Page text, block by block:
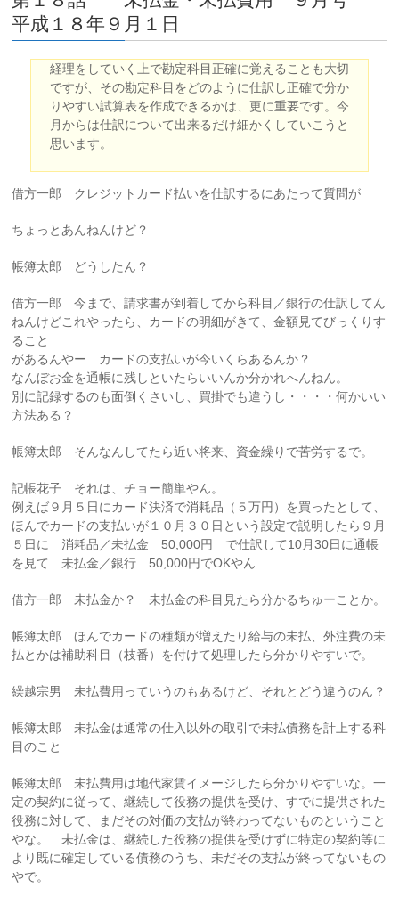
平成１８年９月１日
経理をしていく上で勘定科目正確に覚えることも大切
ですが、その勘定科目をどのように仕訳し正確で分か
りやすい試算表を作成できるかは、更に重要です。今
月からは仕訳について出来るだけ細かくしていこうと
思います。
借方一郎 クレジットカード払いを仕訳するにあたって質問が
ちょっとあんねんけど？
帳簿太郎 どうしたん？
借方一郎 今まで、請求書が到着してから科目／銀行の仕訳してん
ねんけどこれやったら、カードの明細がきて、金額見てびっくりす
ること
があるんやー カードの支払いが今いくらあるんか？
なんぼお金を通帳に残しといたらいいんか分かれへんねん。
別に記録するのも面倒くさいし、買掛でも違うし・・・・何かいい
方法ある？
帳簿太郎 そんなんしてたら近い将来、資金繰りで苦労するで。
記帳花子 それは、チョー簡単やん。
例えば９月５日にカード決済で消耗品（５万円）を買ったとして、
ほんでカードの支払いが１０月３０日という設定で説明したら９月
５日に 消耗品／未払金 50,000円 で仕訳して10月30日に通帳
を見て 未払金／銀行 50,000円でOKやん
借方一郎 未払金か？ 未払金の科目見たら分かるちゅーことか。
帳簿太郎 ほんでカードの種類が増えたり給与の未払、外注費の未
払とかは補助科目（枝番）を付けて処理したら分かりやすいで。
繰越宗男 未払費用っていうのもあるけど、それとどう違うのん？
帳簿太郎 未払金は通常の仕入以外の取引で未払債務を計上する科
目のこと
帳簿太郎 未払費用は地代家賃イメージしたら分かりやすいな。一
定の契約に従って、継続して役務の提供を受け、すでに提供された
役務に対して、まだその対価の支払が終わってないものということ
やな。 未払金は、継続した役務の提供を受けずに特定の契約等に
より既に確定している債務のうち、未だその支払が終ってないもの
やで。